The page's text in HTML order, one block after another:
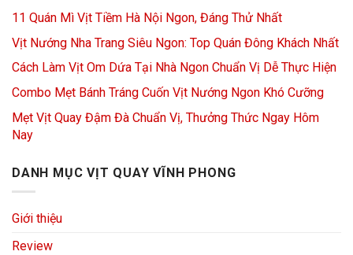
11 Quán Mì Vịt Tiềm Hà Nội Ngon, Đáng Thử Nhất
Vịt Nướng Nha Trang Siêu Ngon: Top Quán Đông Khách Nhất
Cách Làm Vịt Om Dứa Tại Nhà Ngon Chuẩn Vị Dễ Thực Hiện
Combo Mẹt Bánh Tráng Cuốn Vịt Nướng Ngon Khó Cưỡng
Mẹt Vịt Quay Đậm Đà Chuẩn Vị, Thưởng Thức Ngay Hôm
Nay
DANH MỤC VỊT QUAY VĨNH PHONG
Giới thiệu
Review